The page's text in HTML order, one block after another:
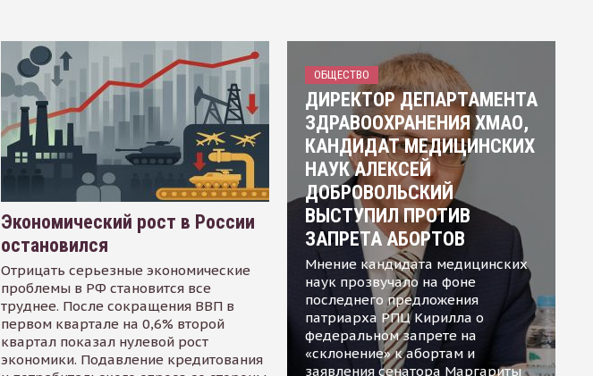
Экономический рост в России
остановился
Отрицать серьезные экономические
проблемы в РФ становится все
труднее. После сокращения ВВП в
первом квартале на 0,6% второй
квартал показал нулевой рост
экономики. Подавление кредитования
ОБЩЕСТВО
ДИРЕКТОР ДЕПАРТАМЕНТА
ЗДРАВООХРАНЕНИЯ ХМАО,
КАНДИДАТ МЕДИЦИНСКИХ
НАУК АЛЕКСЕЙ
ДОБРОВОЛЬСКИЙ
ВЫСТУПИЛ ПРОТИВ
ЗАПРЕТА АБОРТОВ
Мнение кандидата медицинских
наук прозвучало на фоне
последнего предложения
патриарха РПЦ Кирилла о
федеральном запрете на
«склонение» к абортам и
заявления сенатора Маргариты